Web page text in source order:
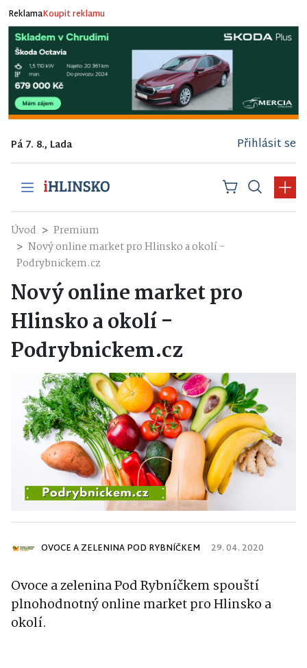
ReklamaKoupit reklamu
Pá 7. 8., Lada Přihlásit se
Úvod
Premium
Nový online market pro Hlinsko a okolí -
Podrybnickem.cz
Nový online market pro
Hlinsko a okolí -
Podrybnickem.cz
OVOCE A ZELENINA POD RYBNÍČKEM 29. 04. 2020
Ovoce a zelenina Pod Rybníčkem spouští
plnohodnotný online market pro Hlinsko a
okolí.